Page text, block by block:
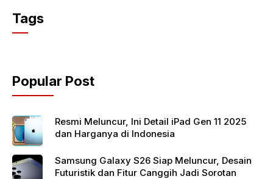
c
e
o
o
k
p
p
Tags
Popular Post
Resmi Meluncur, Ini Detail iPad Gen 11 2025
dan Harganya di Indonesia
Samsung Galaxy S26 Siap Meluncur, Desain
Futuristik dan Fitur Canggih Jadi Sorotan